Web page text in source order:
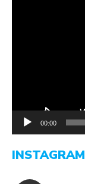
00:00
INSTAGRAM